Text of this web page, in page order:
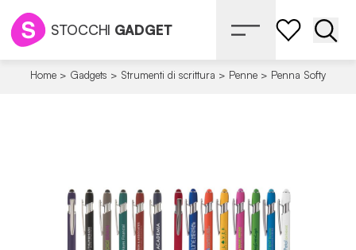
STOCCHI GADGET
Home > Gadgets > Strumenti di scrittura > Penne > Penna Softy